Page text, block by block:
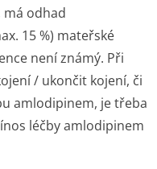
má odhad
15 %) mateřské
není známý. Při
/ ukončit kojení, či
amlodipinem, je třeba
léčby amlodipinem